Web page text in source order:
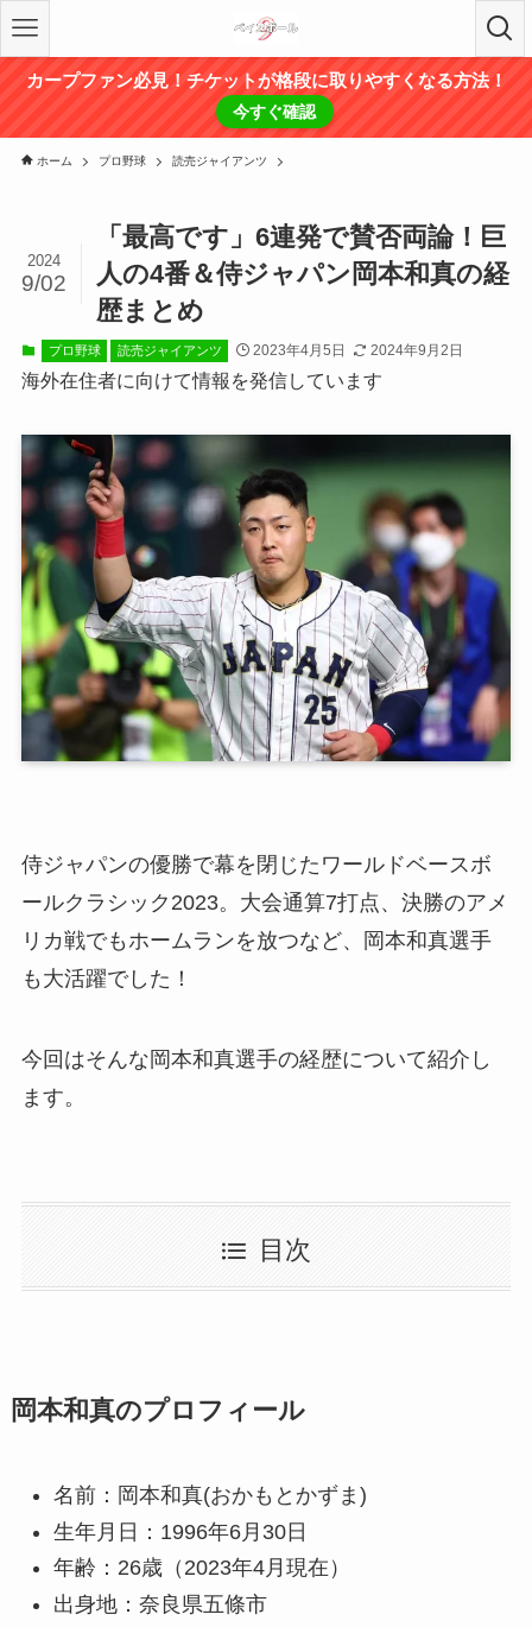
カープファン必見！チケットが格段に取りやすくなる方法！
今すぐ確認
ホーム プロ野球 読売ジャイアンツ
「最高です」6連発で賛否両論！巨
人の4番＆侍ジャパン岡本和真の経
歴まとめ
2024
9/02
プロ野球 読売ジャイアンツ 2023年4月5日 2024年9月2日
海外在住者に向けて情報を発信しています
侍ジャパンの優勝で幕を閉じたワールドベースボ
ールクラシック2023。大会通算7打点、決勝のアメ
リカ戦でもホームランを放つなど、岡本和真選手
も大活躍でした！
今回はそんな岡本和真選手の経歴について紹介し
ます。
目次
岡本和真のプロフィール
名前：岡本和真(おかもとかずま)
生年月日：1996年6月30日
年齢：26歳（2023年4月現在）
出身地：奈良県五條市